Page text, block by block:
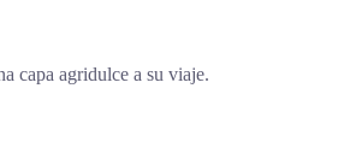
capa agridulce a su viaje.